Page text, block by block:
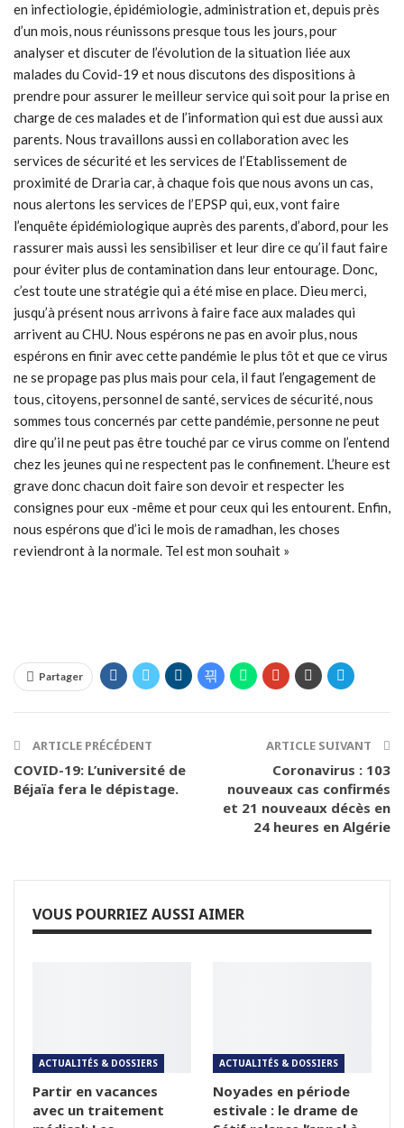
en infectiologie, épidémiologie, administration et, depuis près
d’un mois, nous réunissons presque tous les jours, pour
analyser et discuter de l’évolution de la situation liée aux
malades du Covid-19 et nous discutons des dispositions à
prendre pour assurer le meilleur service qui soit pour la prise en
charge de ces malades et de l’information qui est due aussi aux
parents. Nous travaillons aussi en collaboration avec les
services de sécurité et les services de l’Etablissement de
proximité de Draria car, à chaque fois que nous avons un cas,
nous alertons les services de l’EPSP qui, eux, vont faire
l’enquête épidémiologique auprès des parents, d’abord, pour les
rassurer mais aussi les sensibiliser et leur dire ce qu’il faut faire
pour éviter plus de contamination dans leur entourage. Donc,
c’est toute une stratégie qui a été mise en place. Dieu merci,
jusqu’à présent nous arrivons à faire face aux malades qui
arrivent au CHU. Nous espérons ne pas en avoir plus, nous
espérons en finir avec cette pandémie le plus tôt et que ce virus
ne se propage pas plus mais pour cela, il faut l’engagement de
tous, citoyens, personnel de santé, services de sécurité, nous
sommes tous concernés par cette pandémie, personne ne peut
dire qu’il ne peut pas être touché par ce virus comme on l’entend
chez les jeunes qui ne respectent pas le confinement. L’heure est
grave donc chacun doit faire son devoir et respecter les
consignes pour eux -même et pour ceux qui les entourent. Enfin,
nous espérons que d’ici le mois de ramadhan, les choses
reviendront à la normale. Tel est mon souhait »
Partager
ARTICLE PRÉCÉDENT
COVID-19: L’université de
Béjaïa fera le dépistage.
ARTICLE SUIVANT
Coronavirus : 103
nouveaux cas confirmés
et 21 nouveaux décès en
24 heures en Algérie
VOUS POURRIEZ AUSSI AIMER
ACTUALITÉS & DOSSIERS
Partir en vacances
avec un traitement
ACTUALITÉS & DOSSIERS
Noyades en période
estivale : le drame de